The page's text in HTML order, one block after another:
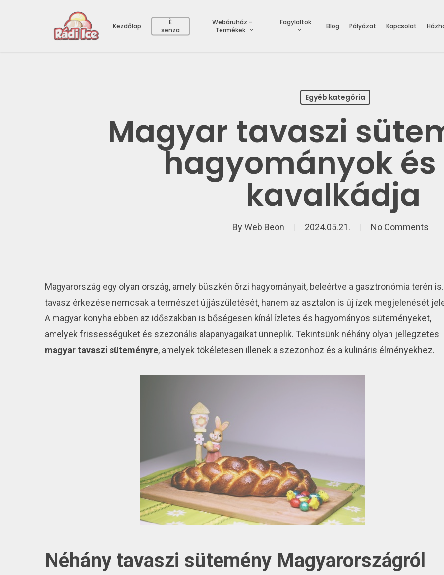
Kezdőlap
È
senza
Webáruház –
Termékek
Fagylaltok Blog Pályázat Kapcsolat
Egyéb kategória
Magyar tavaszi
hagyományok és
kavalkádja
By Web Beon 2024.05.21. No Comments
Magyarország egy olyan ország, amely büszkén őrzi hagyományait, beleértve a gasztronómia terén
tavasz érkezése nemcsak a természet újjászületését, hanem az asztalon is új ízek megjelenését
A magyar konyha ebben az időszakban is bőségesen kínál ízletes és hagyományos süteményeket,
amelyek frissességüket és szezonális alapanyagaikat ünneplik. Tekintsünk néhány olyan jellegzetes
magyar tavaszi süteményre, amelyek tökéletesen illenek a szezonhoz és a kulináris élményekhez.
Néhány tavaszi sütemény Magyarországról